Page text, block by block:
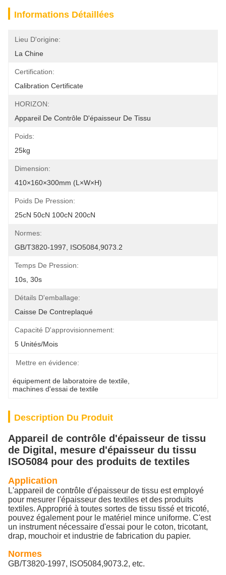
Informations Détaillées
Lieu D'origine:
La Chine
Certification:
Calibration Certificate
HORIZON:
Appareil De Contrôle D'épaisseur De Tissu
Poids:
25kg
Dimension:
410×160×300mm (L×W×H)
Poids De Pression:
25cN 50cN 100cN 200cN
Normes:
GB/T3820-1997, ISO5084,9073.2
Temps De Pression:
10s, 30s
Détails D'emballage:
Caisse De Contreplaqué
Capacité D'approvisionnement:
5 Unités/mois
Mettre en évidence:
équipement de laboratoire de textile
machines d'essai de textile
Description Du Produit
Appareil de contrôle d'épaisseur de tissu
de Digital, mesure d'épaisseur du tissu
ISO5084 pour des produits de textiles
Application
L'appareil de contrôle d'épaisseur de tissu est employé
pour mesurer l'épaisseur des textiles et des produits
textiles. Approprié à toutes sortes de tissu tissé et tricoté,
pouvez également pour le matériel mince uniforme. C'est
un instrument nécessaire d'essai pour le coton, tricotant,
drap, mouchoir et industrie de fabrication du papier.
Normes
GB/T3820-1997, ISO5084,9073.2, etc.